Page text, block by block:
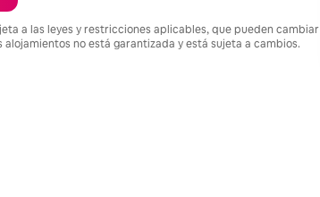
a las leyes y restricciones aplicables, que pueden cambiar
no está garantizada y está sujeta a cambios.